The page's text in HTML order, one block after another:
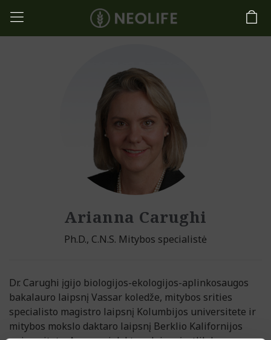
Arianna Carughi
Ph.D., C.N.S. Mitybos specialistė
Dr. Carughi įgijo biologijos-ekologijos-aplinkosaugos
bakalauro laipsnį Vassar koledže, mitybos srities
specialisto magistro laipsnį Kolumbijos universitete ir
mitybos mokslo daktaro laipsnį Berklio Kalifornijos